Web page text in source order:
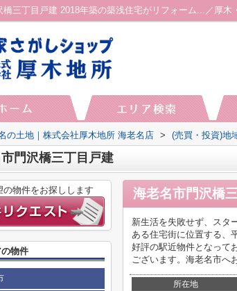
の土地｜株式会社厚木地所 海老名店 > (売買・投資)地
門沢橋三丁目戸建
海老名市門沢橋
新生活を失敗せず、スタ
ある住宅街に位置する、
好評の駅近物件となって
ございます。海老名市へ
所在地
物件をお探しします
物件